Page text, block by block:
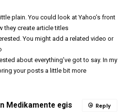
plain. You could look at Yahoo’s front
they create article titles
You might add a related video or
about everything’ve got to say. In my
your posts a little bit more
Medikamente egis
Reply